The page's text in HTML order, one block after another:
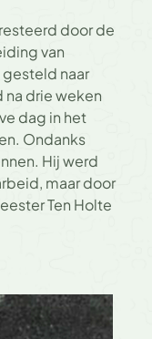
door de
van
naar
drie weken
dag in het
Ondanks
Hij werd
maar door
Ten Holte